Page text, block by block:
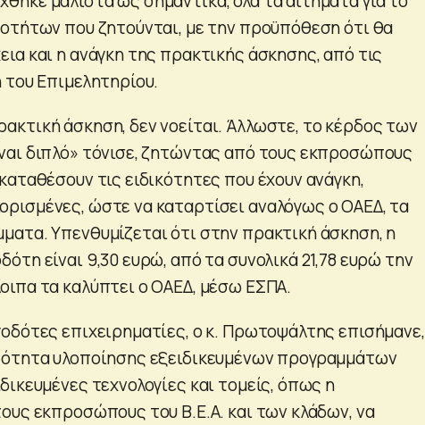
που ζητούνται, με την προϋπόθεση ότι θα
και η ανάγκη της πρακτικής άσκησης, από τις
του Επιμελητηρίου.
άσκηση, δεν νοείται. Άλλωστε, το κέρδος των
διπλό» τόνισε, ζητώντας από τους εκπροσώπους
τις ειδικότητες που έχουν ανάγκη,
ώστε να καταρτίσει αναλόγως ο ΟΑΕΔ, τα
Υπενθυμίζεται ότι στην πρακτική άσκηση, η
είναι 9,30 ευρώ, από τα συνολικά 21,78 ευρώ την
τα καλύπτει ο ΟΑΕΔ, μέσω ΕΣΠΑ.
επιχειρηματίες, ο κ. Πρωτοψάλτης επισήμανε,
υλοποίησης εξειδικευμένων προγραμμάτων
τεχνολογίες και τομείς, όπως η
εκπροσώπους του Β.Ε.Α. και των κλάδων, να